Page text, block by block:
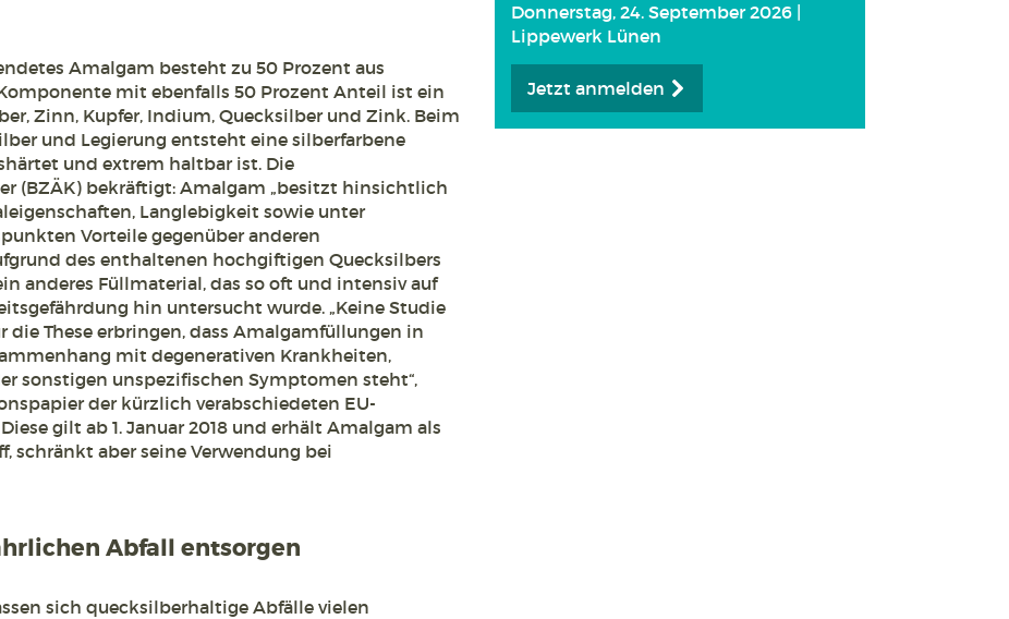
Amalgam besteht zu 50 Prozent aus
mit ebenfalls 50 Prozent Anteil ist ein
Zinn, Kupfer, Indium, Quecksilber und Zink. Beim
und Legierung entsteht eine silberfarbene
und extrem haltbar ist. Die
(BZÄK) bekräftigt: Amalgam „besitzt hinsichtlich
Langlebigkeit sowie unter
Vorteile gegenüber anderen
des enthaltenen hochgiftigen Quecksilbers
anderes Füllmaterial, das so oft und intensiv auf
hin untersucht wurde. „Keine Studie
die These erbringen, dass Amalgamfüllungen in
mit degenerativen Krankheiten,
sonstigen unspezifischen Symptomen steht“,
der kürzlich verabschiedeten EU-
gilt ab 1. Januar 2018 und erhält Amalgam als
schränkt aber seine Verwendung bei
Abfall entsorgen
sich quecksilberhaltige Abfälle vielen
Donnerstag, 24. September 2026 |
Lippewerk Lünen
Jetzt anmelden